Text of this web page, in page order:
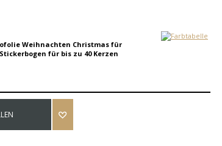
Weihnachten Christmas für
für bis zu 40 Kerzen